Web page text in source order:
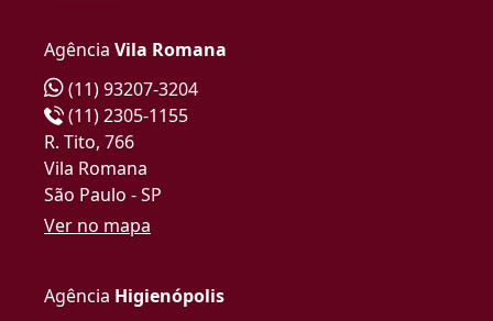
Agência Vila Romana
(11) 93207-3204
(11) 2305-1155
R. Tito, 766
Vila Romana
São Paulo - SP
Ver no mapa
Agência Higienópolis